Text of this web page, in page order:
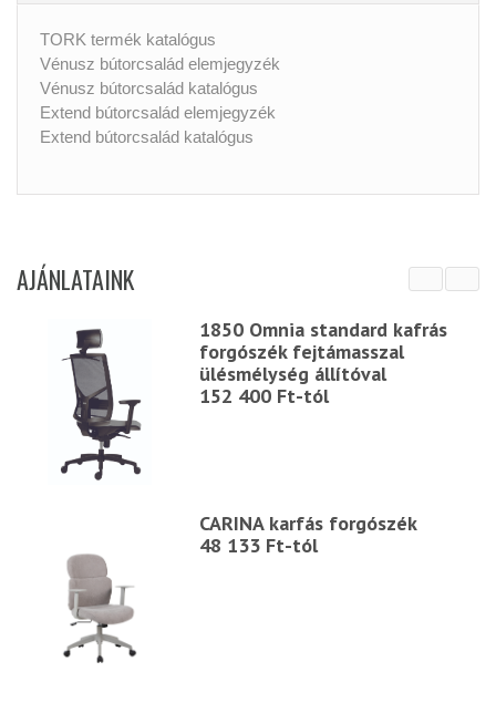
TORK termék katalógus
Vénusz bútorcsalád elemjegyzék
Vénusz bútorcsalád katalógus
Extend bútorcsalád elemjegyzék
Extend bútorcsalád katalógus
AJÁNLATAINK
1850 Omnia standard kafrás
forgószék fejtámasszal
ülésmélység állítóval
152 400 Ft-tól
CARINA karfás forgószék
48 133 Ft-tól